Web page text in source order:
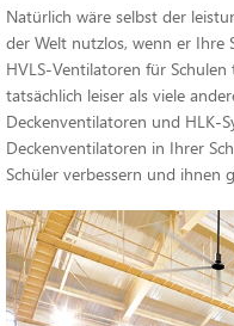
Natürlich wäre selbst der
der Welt nutzlos, wenn er Ihre
HVLS-Ventilatoren für
tatsächlich leiser als viele
Deckenventilatoren und HLK-
Deckenventilatoren in Ihrer
Schüler verbessern und ihnen